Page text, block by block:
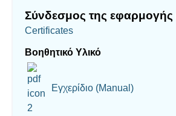
Σύνδεσμος της
Certificates
Βοηθητικό Υλικό
Εγχερίδιο (Manual)